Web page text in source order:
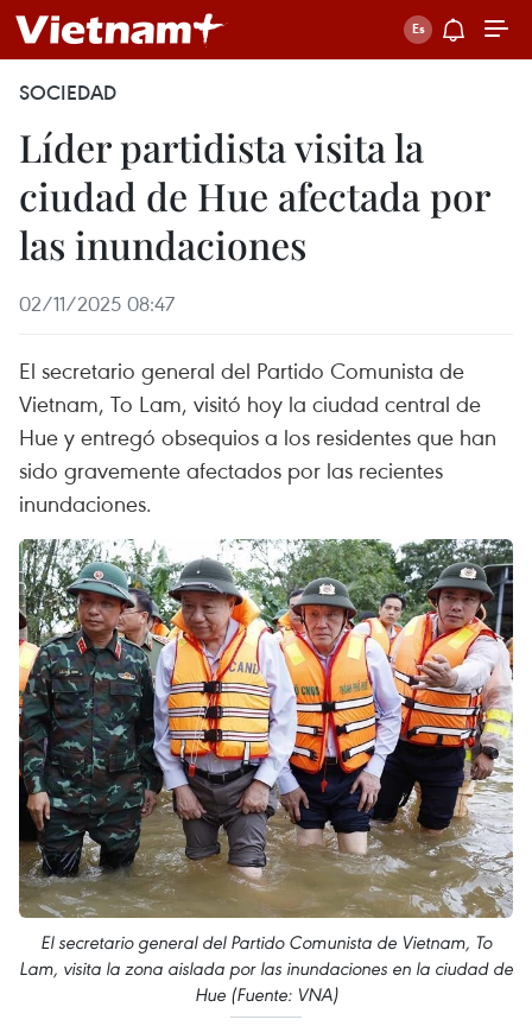
SOCIEDAD
Líder partidista visita la
ciudad de Hue afectada por
las inundaciones
02/11/2025 08:47
El secretario general del Partido Comunista de
Vietnam, To Lam, visitó hoy la ciudad central de
Hue y entregó obsequios a los residentes que han
sido gravemente afectados por las recientes
inundaciones.
El secretario general del Partido Comunista de Vietnam, To
Lam, visita la zona aislada por las inundaciones en la ciudad de
Hue (Fuente: VNA)